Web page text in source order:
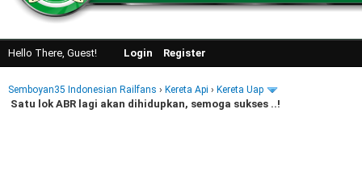
Hello There, Guest! Login Register
Semboyan35 Indonesian Railfans › Kereta Api › Kereta Uap
Satu lok ABR lagi akan dihidupkan, semoga sukses ..!